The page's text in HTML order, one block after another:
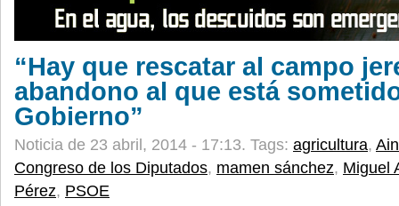
“Hay que rescatar al campo
abandono al que está
Gobierno”
Noticia de 23 abril, 2014 - 17:13. Tags: agricultura,
Congreso de los Diputados, mamen sánchez, Miguel
Pérez, PSOE